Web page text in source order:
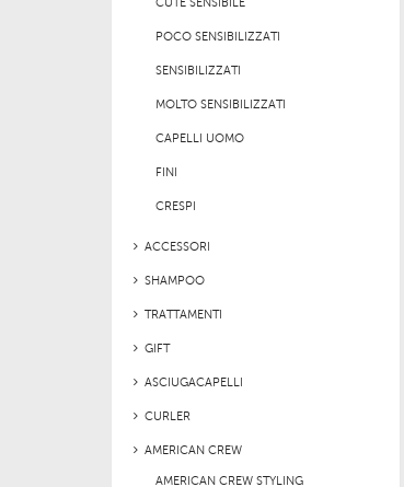
POCO SENSIBILIZZATI
SENSIBILIZZATI
MOLTO SENSIBILIZZATI
CAPELLI UOMO
FINI
CRESPI
ACCESSORI
SHAMPOO
TRATTAMENTI
GIFT
ASCIUGACAPELLI
CURLER
AMERICAN CREW
AMERICAN CREW STYLING